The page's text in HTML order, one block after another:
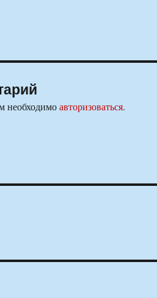
необходимоавторизоваться.